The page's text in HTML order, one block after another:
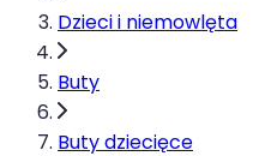
Dzieci i niemowlęta
Buty
Buty dziecięce